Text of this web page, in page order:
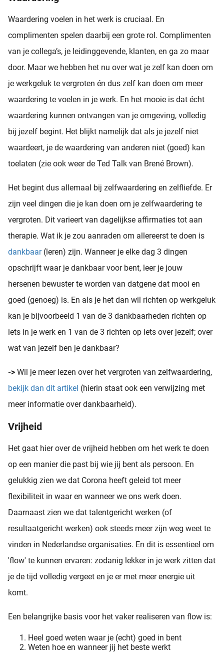
Waardering voelen in het werk is cruciaal. En
complimenten spelen daarbij een grote rol. Complimenten
van je collega’s, je leidinggevende, klanten, en ga zo maar
door. Maar we hebben het nu over wat je zelf kan doen om
je werkgeluk te vergroten én dus zelf kan doen om meer
waardering te voelen in je werk. En het mooie is dat écht
waardering kunnen ontvangen van je omgeving, volledig
bij jezelf begint. Het blijkt namelijk dat als je jezelf niet
waardeert, je de waardering van anderen niet (goed) kan
toelaten (zie ook weer de Ted Talk van Brené Brown).
Het begint dus allemaal bij zelfwaardering en zelfliefde. Er
zijn veel dingen die je kan doen om je zelfwaardering te
vergroten. Dit varieert van dagelijkse affirmaties tot aan
therapie. Wat ik je zou aanraden om allereerst te doen is
dankbaar(leren) zijn. Wanneer je elke dag 3 dingen
opschrijft waar je dankbaar voor bent, leer je jouw
hersenen bewuster te worden van datgene dat mooi en
goed (genoeg) is. En als je het dan wil richten op werkgeluk
kan je bijvoorbeeld 1 van de 3 dankbaarheden richten op
iets in je werk en 1 van de 3 richten op iets over jezelf; over
wat van jezelf ben je dankbaar?
-> Wil je meer lezen over het vergroten van zelfwaardering,
bekijk dan dit artikel (hierin staat ook een verwijzing met
meer informatie over dankbaarheid).
Vrijheid
Het gaat hier over de vrijheid hebben om het werk te doen
op een manier die past bij wie jij bent als persoon. En
gelukkig zien we dat Corona heeft geleid tot meer
flexibiliteit in waar en wanneer we ons werk doen.
Daarnaast zien we dat talentgericht werken (of
resultaatgericht werken) ook steeds meer zijn weg weet te
vinden in Nederlandse organisaties. En dit is essentieel om
'flow' te kunnen ervaren: zodanig lekker in je werk zitten dat
je de tijd volledig vergeet en je er met meer energie uit
komt.
Een belangrijke basis voor het vaker realiseren van flow is:
Heel goed weten waar je (echt) goed in bent
Weten hoe en wanneer jij het beste werkt